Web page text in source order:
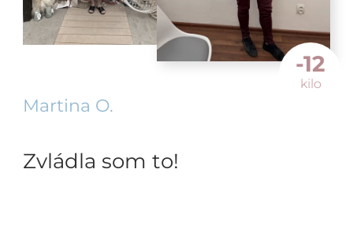
-12
kilo
Martina O.
Zvládla som to!